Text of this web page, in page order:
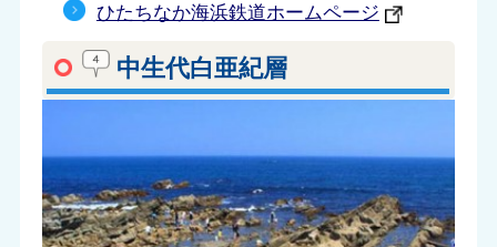
ひたちなか海浜鉄道ホームページ
中生代白亜紀層